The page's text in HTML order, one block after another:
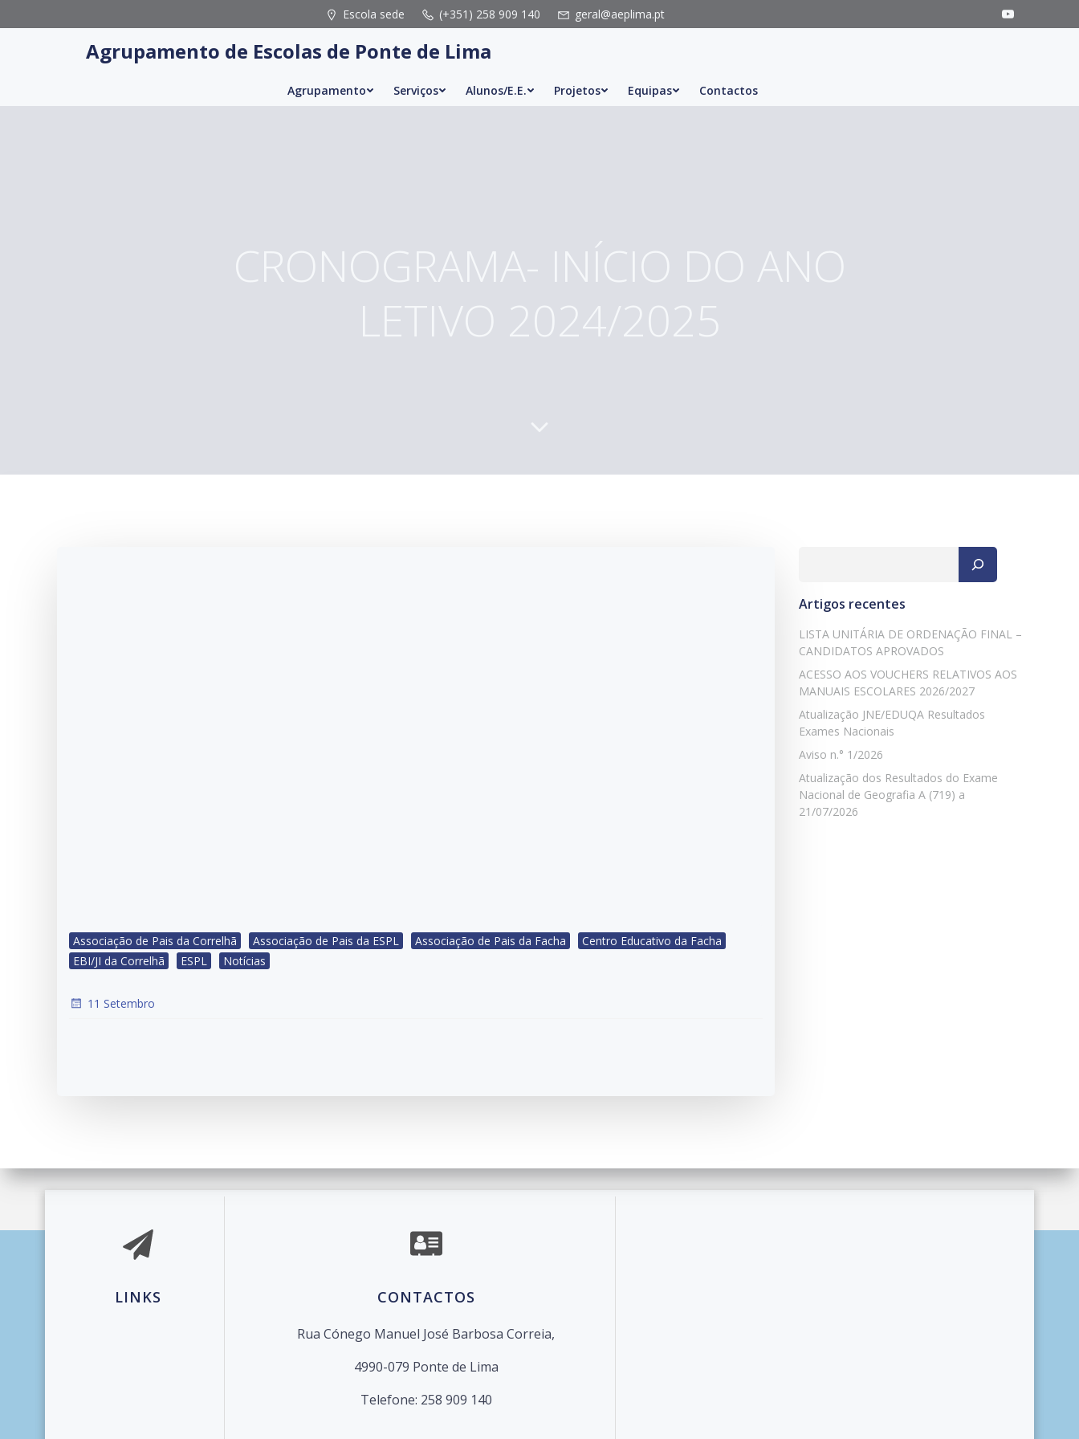
to
Escola sede (+351) 258 909 140 geral@aeplima.pt
Agrupamento de Escolas de Ponte de Lima
Agrupamento Serviços Alunos/E.E. Projetos Equipas Contactos
CRONOGRAMA- INÍCIO DO ANO
LETIVO 2024/2025
Associação de Pais da Correlhã Associação de Pais da ESPL Associação de Pais da Facha
Centro Educativo da Facha
EBI/JI da Correlhã
ESPL Notícias
11 Setembro
Artigos recentes
LISTA UNITÁRIA DE ORDENAÇÃO FINAL –
CANDIDATOS APROVADOS
ACESSO AOS VOUCHERS RELATIVOS AOS
MANUAIS ESCOLARES 2026/2027
Atualização JNE/EDUQA Resultados
Exames Nacionais
Aviso n.° 1/2026
Atualização dos Resultados do Exame
Nacional de Geografia A (719) a
21/07/2026
© 2026 Agrupamento de Escolas de Ponte de Lima. Created for free using WordPress and
LINKS CONTACTOS
Rua Cónego Manuel José Barbosa Correia,
4990-079 Ponte de Lima
Telefone: 258 909 140